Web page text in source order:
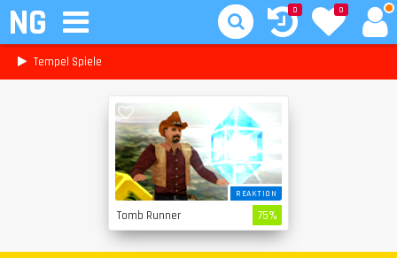
NG 0
0
Tempel Spiele
REAKTION
Tomb Runner 75%